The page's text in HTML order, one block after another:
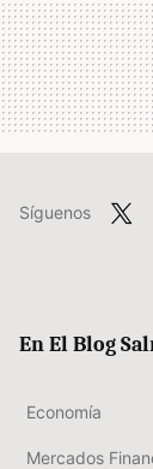
Síguenos
En El Blog
Economía
Mercados